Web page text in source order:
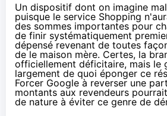
Un dispositif dont on imagine
puisque le service Shopping
des sommes importantes pour
de finir systématiquement
dépensé revenant de toutes
de le maison mère. Certes, la
officiellement déficitaire, mais le
largement de quoi éponger ce
Forcer Google à reverser une
montants aux revendeurs
de nature à éviter ce genre de